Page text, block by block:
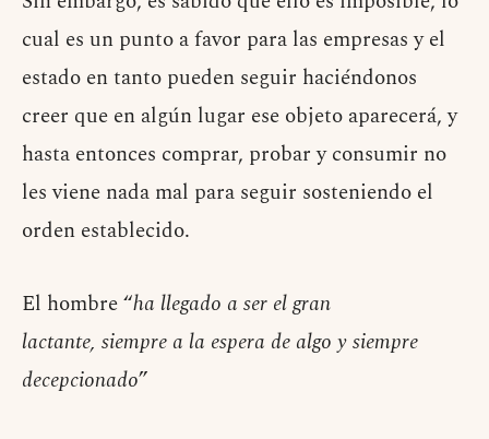
cual es un punto a favor para las empresas y el
estado en tanto pueden seguir haciéndonos
creer que en algún lugar ese objeto aparecerá, y
hasta entonces comprar, probar y consumir no
les viene nada mal para seguir sosteniendo el
orden establecido.
El hombre “ha llegado a ser el gran
lactante, siempre a la espera de algo y siempre
decepcionado”